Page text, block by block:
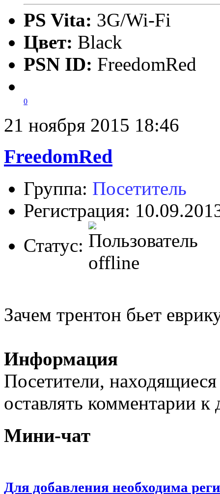
PS Vita: 3G/Wi-Fi
Цвет: Black
PSN ID: FreedomRed
0
21 ноября 2015 18:46
FreedomRed
Группа: Посетитель
Регистрация:
Статус:
Зачем трентон бьет
Информация
Посетители,
оставлять комментарии
Мини-чат
Для добавления необходима